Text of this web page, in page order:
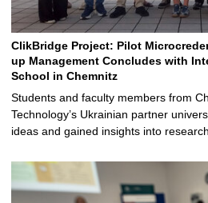
ClikBridge Project: Pilot
up Management Concludes with
School in Chemnitz
Students and faculty members from
Technology’s Ukrainian partner
ideas and gained insights into